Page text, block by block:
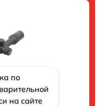
по
на сайте